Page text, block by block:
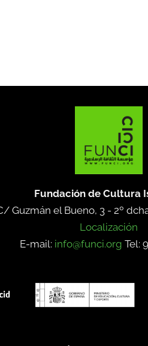
Fundación de Cultura
Guzmán el Bueno, 3 - 2º
Localización
E-mail: info@funci.org Tel: